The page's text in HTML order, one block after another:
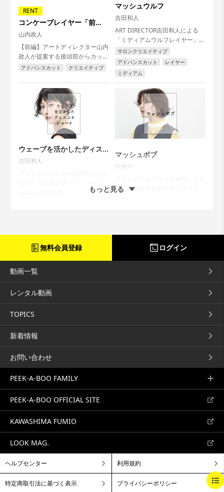
BEGINNING BREAKFAST
BRUNCH
RENT
コンケーブレイヤー「前
編」
山内政人
【前編】アートディレクター山内
政人が提案する後頭部からカット
していくハイレイヤーカットはデ
テクニック。今回は同じテクニッ
クを使って4つのスタイル展開を
見せてくれます。...
アドバンスカット クリエイティブ
マッシュウルフ
吉田和人
ART DIRECTOR吉田和人による
「ミディアムウルフレイヤー」...
サロンクリエイティブ
アドバンスカット
レイヤー
ミディアム
ウェーブを活かしたディス
コネショート
吉田和人
タイル。 癖や骨格の悩みに合わ
マッシュボブ
高橋学
この春夏おすすめのボブスタイ
インサイドアウト
田中幸広
ART DIRECTOR田中幸広による
「インサイドアウト」を披露しま
す。...
サロンクリエイティブ
アドバンスカット
ショート
伊東秀彦
ー...
ショート
レイヤーから切るショート
スタイル
栗原貴史
ART DIRECTOR栗原貴史による
「レイヤーから切るショートスタ
イル」...
サロンベーシック ショート
「トップから切るロングスタイ
ル」...
ミディアム
ロング
もっと見る
無料会員登録 ログイン
動画一覧
レンタル動画
TOPICS
新着情報
お問い合わせ
PEEK-A-BOO FAMILY
PEEK-A-BOO OFFICIAL SITE
KAWASHIMA FUMIO
LOOK MAG.
ヘルプセンター 利用規約
特定商取引法に基づく表示 プライバシーポリシー